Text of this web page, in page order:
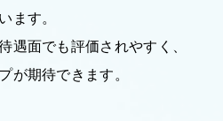
ます。
遇面でも評価されやすく、
が期待できます。